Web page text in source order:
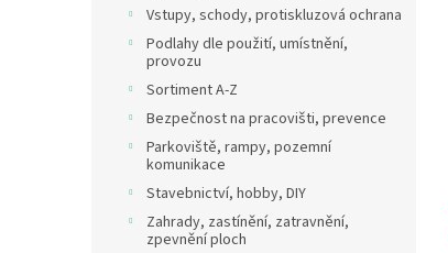
Vstupy, schody, protiskluzová ochrana
Podlahy dle použití, umístnění,
provozu
Sortiment A-Z
Bezpečnost na pracovišti, prevence
Parkoviště, rampy, pozemní
komunikace
Stavebnictví, hobby, DIY
Zahrady, zastínění, zatravnění,
zpevnění ploch